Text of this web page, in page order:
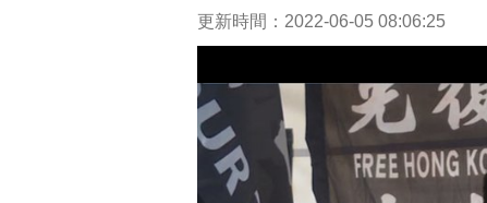
更新時間：2022-06-05 08:06:25